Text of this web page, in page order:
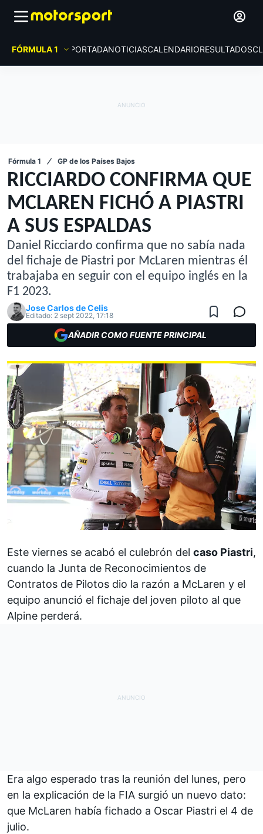
FÓRMULA 1 PORTADANOTICIASCALENDARIORESULTADOS
Fórmula 1 GP de los Países Bajos
RICCIARDO CONFIRMA QUE
MCLAREN FICHÓ A PIASTRI
A SUS ESPALDAS
Daniel Ricciardo confirma que no sabía nada
del fichaje de Piastri por McLaren mientras él
trabajaba en seguir con el equipo inglés en la
F1 2023.
Jose Carlos de Celis
Editado: 2 sept 2022, 17:18
AÑADIR COMO FUENTE PRINCIPAL
Este viernes se acabó el culebrón del caso Piastri,
cuando la Junta de Reconocimientos de
Contratos de Pilotos dio la razón a McLaren y el
equipo anunció el fichaje del joven piloto al que
Alpine perderá.
Era algo esperado tras la reunión del lunes, pero
en la explicación de la FIA surgió un nuevo dato:
que McLaren había fichado a Oscar Piastri el 4 de
julio.